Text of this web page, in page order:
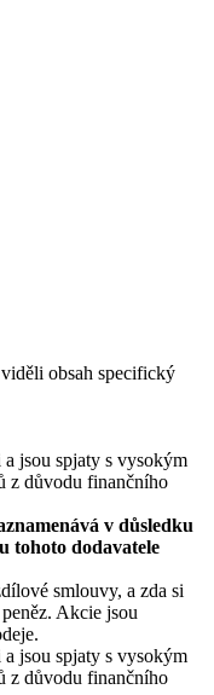
obsah specifický
jsou spjaty s vysokým
z důvodu finančního
v důsledku
tohoto dodavatele
smlouvy, a zda si
Akcie jsou
jsou spjaty s vysokým
z důvodu finančního